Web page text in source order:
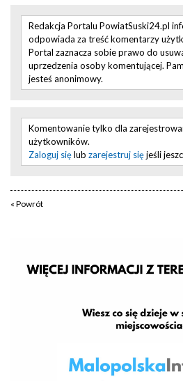
Redakcja Portalu PowiatSuski24.pl
odpowiada za treść komentarzy
Portal zaznacza sobie prawo do
uprzedzenia osoby komentującej.
jesteś anonimowy.
Komentowanie tylko dla
użytkowników.
Zaloguj sięlub zarejestruj sięjeśli
« Powrót